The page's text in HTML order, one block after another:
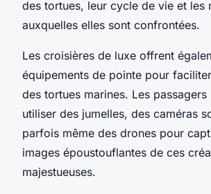
des tortues, leur cycle de vie et les
auxquelles elles sont confrontées.
Les croisières de luxe offrent
équipements de pointe pour
des tortues marines. Les passagers
utiliser des jumelles, des caméras
parfois même des drones pour
images époustouflantes de ces
majestueuses.